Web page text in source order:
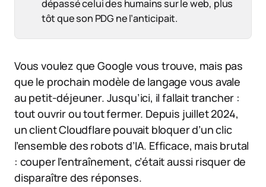
dépassé celui des humains sur le web, plus
tôt que son PDG ne l’anticipait.
Vous voulez que Google vous trouve, mais pas
que le prochain modèle de langage vous avale
au petit-déjeuner. Jusqu’ici, il fallait trancher :
tout ouvrir ou tout fermer. Depuis juillet 2024,
un client Cloudflare pouvait bloquer d’un clic
l’ensemble des robots d’IA. Efficace, mais brutal
: couper l’entraînement, c’était aussi risquer de
disparaître des réponses.